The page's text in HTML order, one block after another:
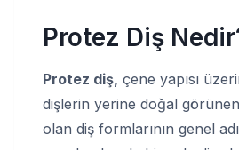
Protez Diş
Protez diş, çene yapısı
dişlerin yerine doğal
olan diş formlarının genel